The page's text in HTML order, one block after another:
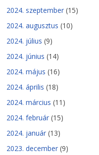
2024. szeptember (15)
2024. augusztus (10)
2024. július (9)
2024. június (14)
2024. május (16)
2024. április (18)
2024. március (11)
2024. február (15)
2024. január (13)
2023. december (9)